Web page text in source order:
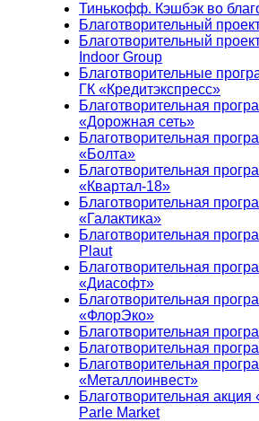
Тинькофф. Кэшбэк во
Благотворительный
Благотворительный
Indoor Group
Благотворительные
ГК «Кредитэкспресс»
Благотворительная
«Дорожная сеть»
Благотворительная
«Болта»
Благотворительная
«Квартал-18»
Благотворительная
«Галактика»
Благотворительная
Plaut
Благотворительная
«Диасофт»
Благотворительная
«ФлорЭко»
Благотворительная
Благотворительная
Благотворительная
«Металлоинвест»
Благотворительная
Parle Market